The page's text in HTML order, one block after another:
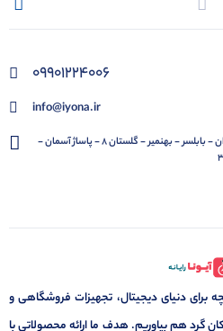
09901224006
info@iyona.ir
مازندران - بابلسر - بهنمیر - گلستان 8 - پاساژ آسمان -
برای دنیای دیجیتال، تجهیزات فروشگاهی و
گرد هم بیاوریم. هدف ما ارائه محصولاتی با